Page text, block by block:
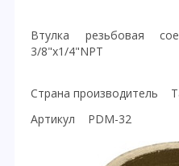
Втулка резьбовая
3/8"x1/4"NPT
Страна производитель
Артикул PDM-32